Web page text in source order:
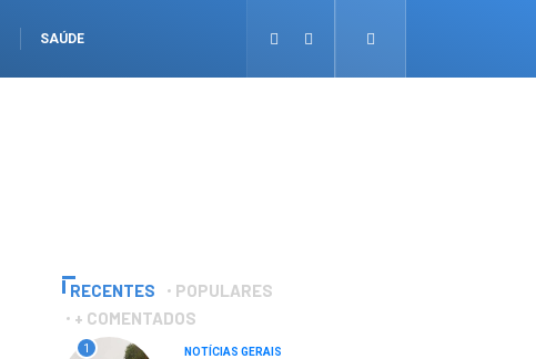
SAÚDE
RECENTES
POPULARES
+ COMENTADOS
1 NOTÍCIAS GERAIS